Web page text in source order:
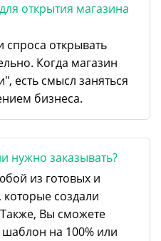
открытия магазина
спроса открывать
Когда магазин
есть смысл заняться
бизнеса.
нужно заказывать?
из готовых и
создали
Вы сможете
на 100% или